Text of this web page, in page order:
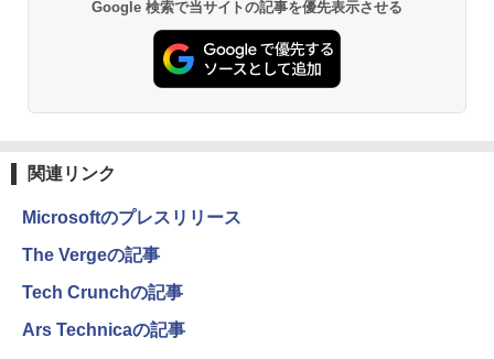
Google 検索で当サイトの記事を優先表示させる
関連リンク
Microsoftのプレスリリース
The Vergeの記事
Tech Crunchの記事
Ars Technicaの記事